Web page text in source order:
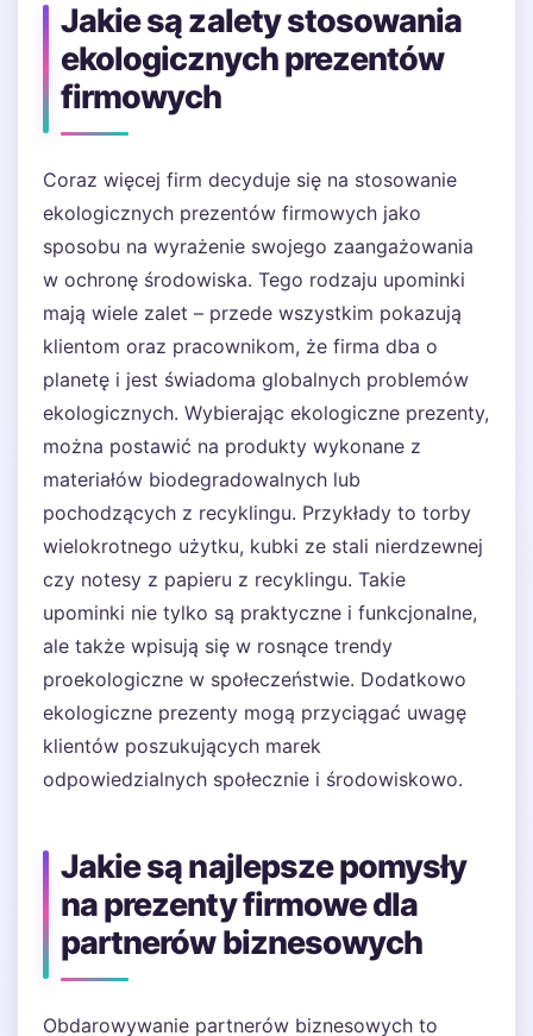
Jakie są zalety stosowania
ekologicznych prezentów
firmowych
Coraz więcej firm decyduje się na stosowanie
ekologicznych prezentów firmowych jako
sposobu na wyrażenie swojego zaangażowania
w ochronę środowiska. Tego rodzaju upominki
mają wiele zalet – przede wszystkim pokazują
klientom oraz pracownikom, że firma dba o
planetę i jest świadoma globalnych problemów
ekologicznych. Wybierając ekologiczne prezenty,
można postawić na produkty wykonane z
materiałów biodegradowalnych lub
pochodzących z recyklingu. Przykłady to torby
wielokrotnego użytku, kubki ze stali nierdzewnej
czy notesy z papieru z recyklingu. Takie
upominki nie tylko są praktyczne i funkcjonalne,
ale także wpisują się w rosnące trendy
proekologiczne w społeczeństwie. Dodatkowo
ekologiczne prezenty mogą przyciągać uwagę
klientów poszukujących marek
odpowiedzialnych społecznie i środowiskowo.
Jakie są najlepsze pomysły
na prezenty firmowe dla
partnerów biznesowych
Obdarowywanie partnerów biznesowych to